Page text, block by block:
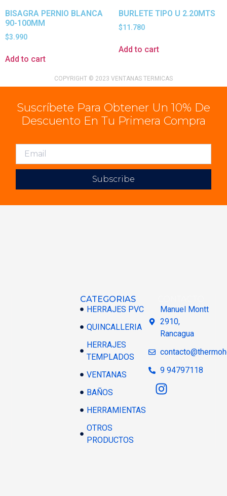
BISAGRA PERNIO BLANCA
90-100MM
$3.990
Add to cart
BURLETE TIPO U 2.20MTS
$11.780
Add to cart
COPYRIGHT © 2023 VENTANAS TERMICAS
Suscríbete Para Obtener Un 10% De
Descuento En Tu Primera Compra
Subscribe
CATEGORIAS
HERRAJES PVC
QUINCALLERIA
HERRAJES
TEMPLADOS
VENTANAS
BAÑOS
HERRAMIENTAS
OTROS
PRODUCTOS
Manuel Montt
2910,
Rancagua
9 94797118